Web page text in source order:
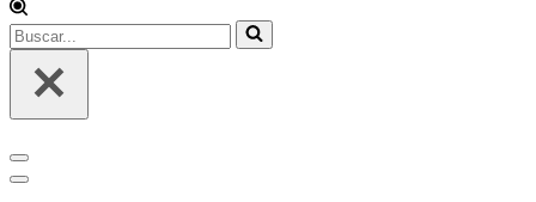
Buscar...
Menú
de
Menú